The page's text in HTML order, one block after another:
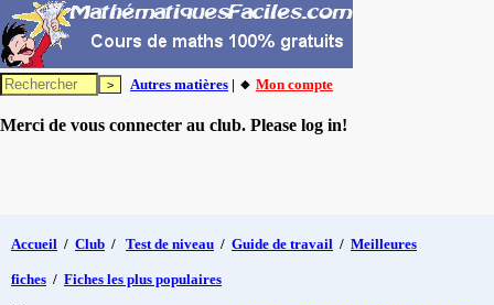
Autres matières | 🔸 Mon compte
Merci de vous connecter au club. Please log in!
Accueil / Club / Test de niveau / Guide de travail / Meilleures
fiches / Fiches les plus populaires